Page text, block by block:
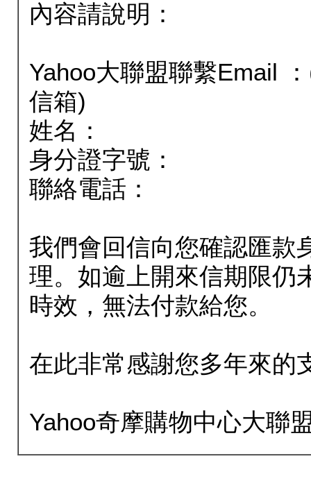
內容請說明：
Yahoo大聯盟聯繫Email
信箱)
姓名：
身分證字號：
聯絡電話：
我們會回信向您確認匯款
理。如逾上開來信期限仍
時效，無法付款給您。
在此非常感謝您多年來的
Yahoo奇摩購物中心大